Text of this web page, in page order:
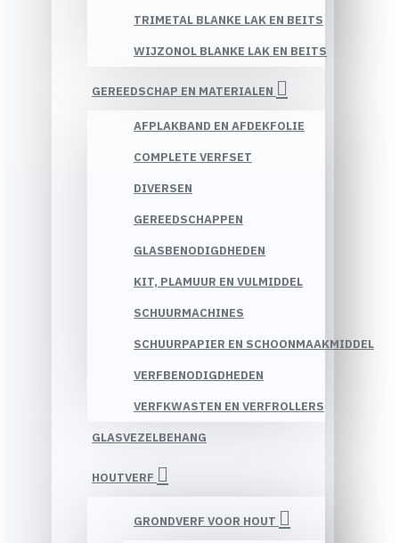
TRIMETAL BLANKE LAK EN BEITS
WIJZONOL BLANKE LAK EN BEITS
GEREEDSCHAP EN MATERIALEN
AFPLAKBAND EN AFDEKFOLIE
COMPLETE VERFSET
DIVERSEN
GEREEDSCHAPPEN
GLASBENODIGDHEDEN
KIT, PLAMUUR EN VULMIDDEL
SCHUURMACHINES
SCHUURPAPIER EN SCHOONMAAKMIDDEL
VERFBENODIGDHEDEN
VERFKWASTEN EN VERFROLLERS
GLASVEZELBEHANG
HOUTVERF
GRONDVERF VOOR HOUT